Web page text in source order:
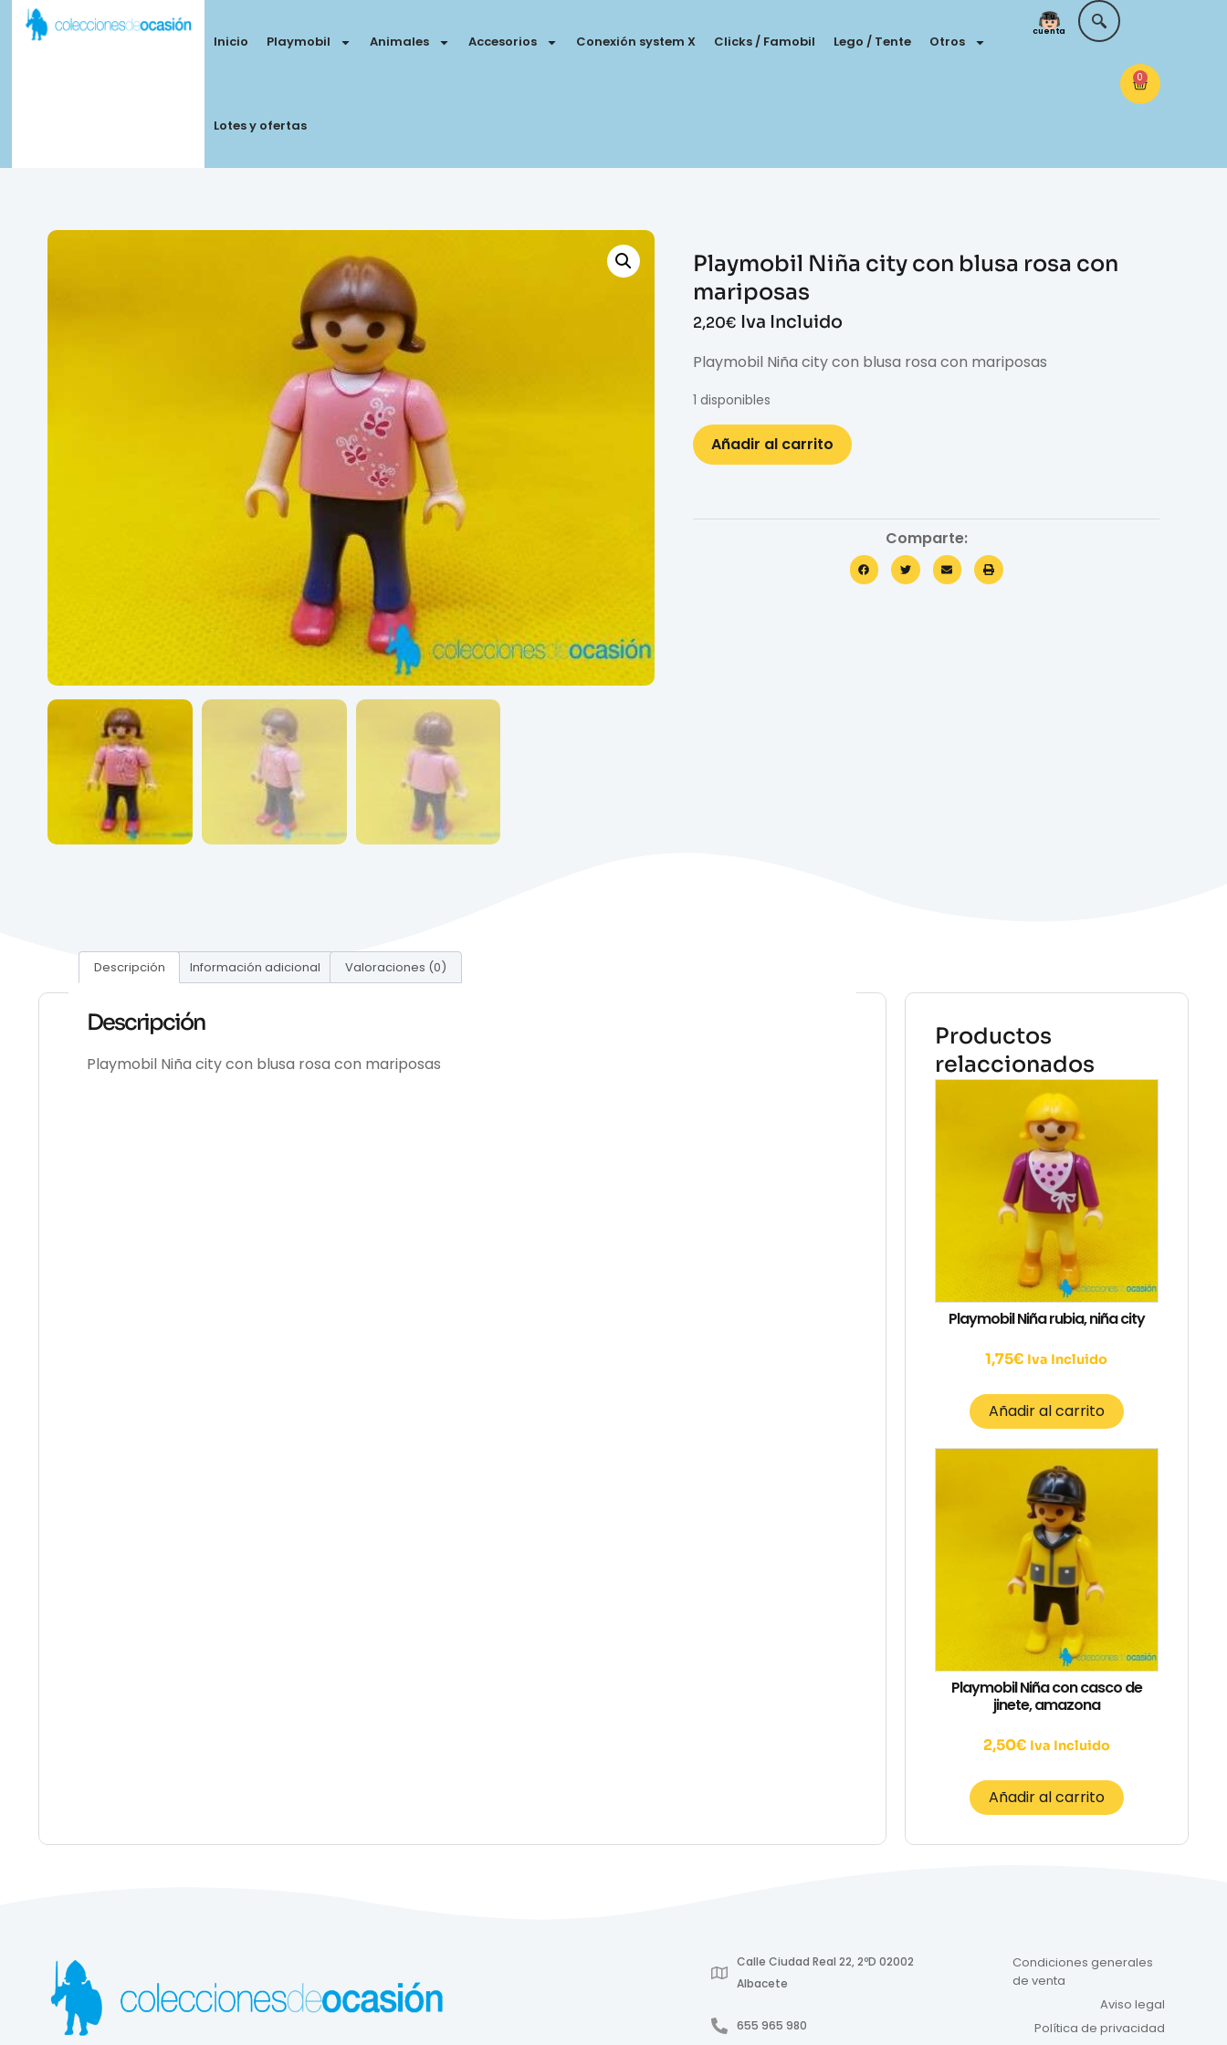
Inicio Playmobil Animales Accesorios Conexión system X Clicks / Famobil Lego / Tente Otros
Lotes y ofertas
Tu
cuenta
0
Playmobil Niña city con blusa rosa con
mariposas
2,20€ Iva Incluido
Playmobil Niña city con blusa rosa con mariposas
1 disponibles
Añadir al carrito
Comparte:
Descripción Información adicional Valoraciones (0)
Descripción
Playmobil Niña city con blusa rosa con mariposas
Productos
relaccionados
Playmobil Niña rubia, niña city
1,75€ Iva Incluido
Añadir al carrito
Playmobil Niña con casco de
jinete, amazona
2,50€ Iva Incluido
Añadir al carrito
Calle Ciudad Real 22, 2ºD 02002
Albacete
655 965 980
Condiciones generales
de venta
Aviso legal
Política de privacidad